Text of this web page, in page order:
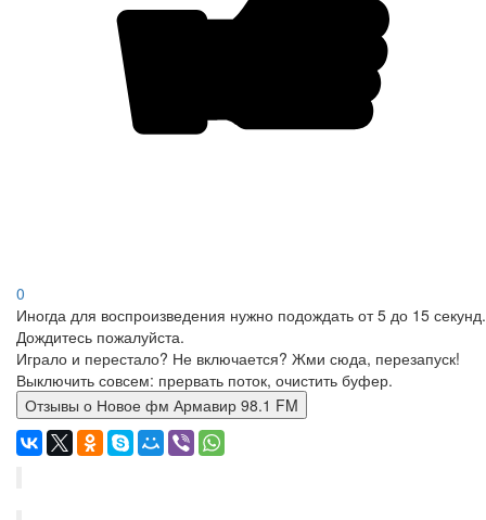
0
Иногда для воспроизведения нужно подождать от 5 до 15 секунд.
Дождитесь пожалуйста.
Играло и перестало? Не включается? Жми сюда, перезапуск!
Выключить совсем: прервать поток, очистить буфер.
Отзывы о Новое фм Армавир 98.1 FM